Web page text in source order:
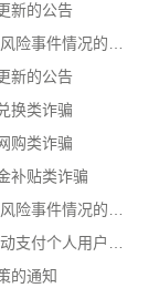
新的公告
险事件情况的信
新的公告
换类诈骗
购类诈骗
补贴类诈骗
险事件情况的信
支付个人用户使
的通知